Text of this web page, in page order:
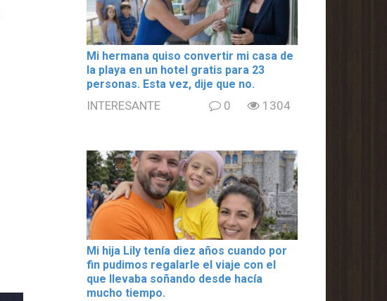
Mi hermana quiso convertir mi casa de
la playa en un hotel gratis para 23
personas. Esta vez, dije que no.
INTERESANTE 0 1304
Mi hija Lily tenía diez años cuando por
fin pudimos regalarle el viaje con el
que llevaba soñando desde hacía
mucho tiempo.